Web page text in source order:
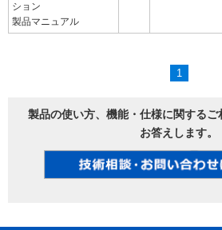
ション
製品マニュアル
1
製品の使い方、機能・仕様に関する
お答えします。